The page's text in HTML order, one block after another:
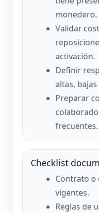
monedero.
Validar
activación.
Definir
altas,
Preparar
frecuentes.
Checklist
Contrato o
vigentes.
Reglas de